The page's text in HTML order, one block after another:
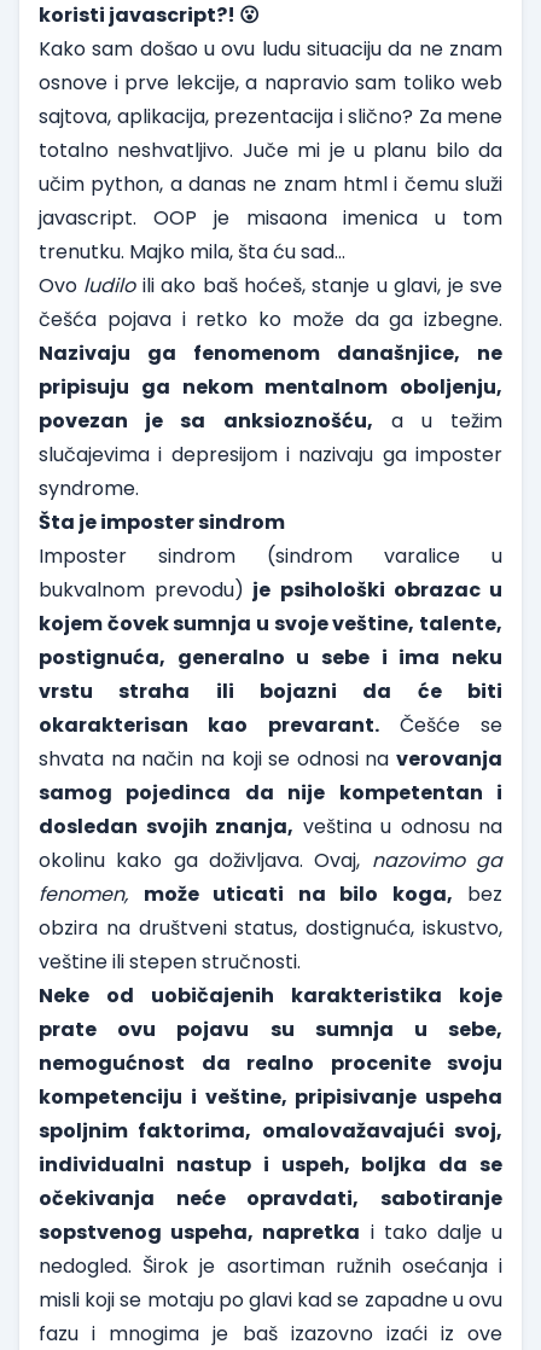
koristi javascript?! 😮
Kako sam došao u ovu ludu situaciju da ne znam
osnove i prve lekcije, a napravio sam toliko web
sajtova, aplikacija, prezentacija i slično? Za mene
totalno neshvatljivo. Juče mi je u planu bilo da
učim python, a danas ne znam html i čemu služi
javascript. OOP je misaona imenica u tom
trenutku. Majko mila, šta ću sad…
Ovo ludiloili ako baš hoćeš, stanje u glavi, je sve
češća pojava i retko ko može da ga izbegne.
Nazivaju ga fenomenom današnjice, ne
pripisuju ga nekom mentalnom oboljenju,
povezan je sa anksioznošću, a u težim
slučajevima i depresijom i nazivaju ga imposter
syndrome.
Šta je imposter sindrom
Imposter sindrom (sindrom varalice u
bukvalnom prevodu) je psihološki obrazac u
kojem čovek sumnja u svoje veštine, talente,
postignuća, generalno u sebe i ima neku
vrstu straha ili bojazni da će biti
okarakterisan kao prevarant.Češće se
shvata na način na koji se odnosi na verovanja
samog pojedinca da nije kompetentan i
dosledan svojih znanja, veština u odnosu na
okolinu kako ga doživljava. Ovaj, nazovimo ga
fenomen,
može uticati na bilo koga, bez
obzira na društveni status, dostignuća, iskustvo,
veštine ili stepen stručnosti.
Neke od uobičajenih karakteristika koje
prate ovu pojavu su sumnja u sebe,
nemogućnost da realno procenite svoju
kompetenciju i veštine, pripisivanje uspeha
spoljnim faktorima, omalovažavajući svoj,
individualni nastup i uspeh, boljka da se
očekivanja neće opravdati, sabotiranje
sopstvenog uspeha, napretka i tako dalje u
nedogled. Širok je asortiman ružnih osećanja i
misli koji se motaju po glavi kad se zapadne u ovu
fazu i mnogima je baš izazovno izaći iz ove